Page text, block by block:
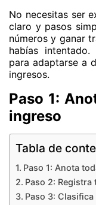
No necesitas ser
claro y pasos
números y ganar
habías
para adaptarse a
ingresos.
Paso 1:
ingreso
Tabla de
Paso 1: Anota
Paso 2:
Paso 3: